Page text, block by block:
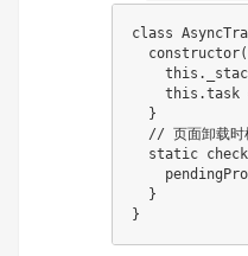
class
this.task
  }
// 页面卸载
static
  }